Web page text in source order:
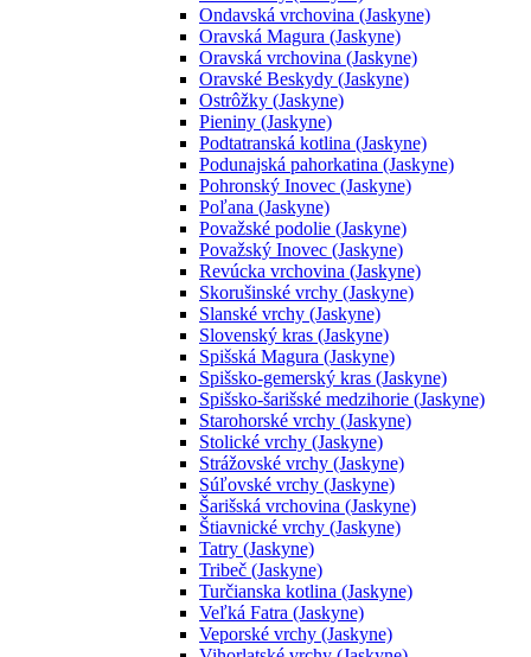
Ondavská vrchovina (Jaskyne)
Oravská Magura (Jaskyne)
Oravská vrchovina (Jaskyne)
Oravské Beskydy (Jaskyne)
Ostrôžky (Jaskyne)
Pieniny (Jaskyne)
Podtatranská kotlina (Jaskyne)
Podunajská pahorkatina (Jaskyne)
Pohronský Inovec (Jaskyne)
Poľana (Jaskyne)
Považské podolie (Jaskyne)
Považský Inovec (Jaskyne)
Revúcka vrchovina (Jaskyne)
Skorušinské vrchy (Jaskyne)
Slanské vrchy (Jaskyne)
Slovenský kras (Jaskyne)
Spišská Magura (Jaskyne)
Spišsko-gemerský kras (Jaskyne)
Spišsko-šarišské medzihorie (Jaskyne)
Starohorské vrchy (Jaskyne)
Stolické vrchy (Jaskyne)
Strážovské vrchy (Jaskyne)
Súľovské vrchy (Jaskyne)
Šarišská vrchovina (Jaskyne)
Štiavnické vrchy (Jaskyne)
Tatry (Jaskyne)
Tribeč (Jaskyne)
Turčianska kotlina (Jaskyne)
Veľká Fatra (Jaskyne)
Veporské vrchy (Jaskyne)